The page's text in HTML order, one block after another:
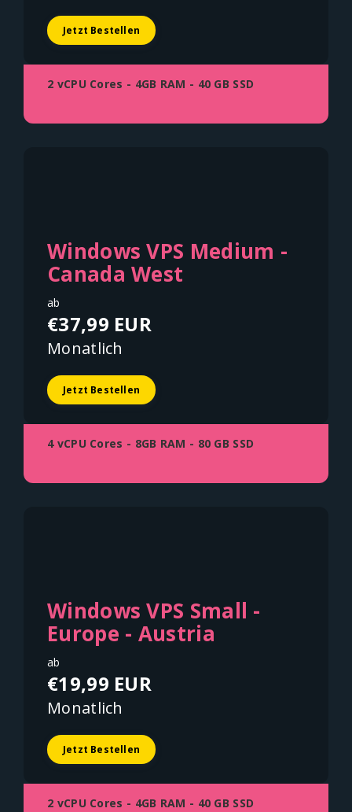
Jetzt Bestellen
2 vCPU Cores - 4GB RAM - 40 GB SSD
Windows VPS Medium -
Canada West
ab
€37,99 EUR
Monatlich
Jetzt Bestellen
4 vCPU Cores - 8GB RAM - 80 GB SSD
Windows VPS Small -
Europe - Austria
ab
€19,99 EUR
Monatlich
Jetzt Bestellen
2 vCPU Cores - 4GB RAM - 40 GB SSD